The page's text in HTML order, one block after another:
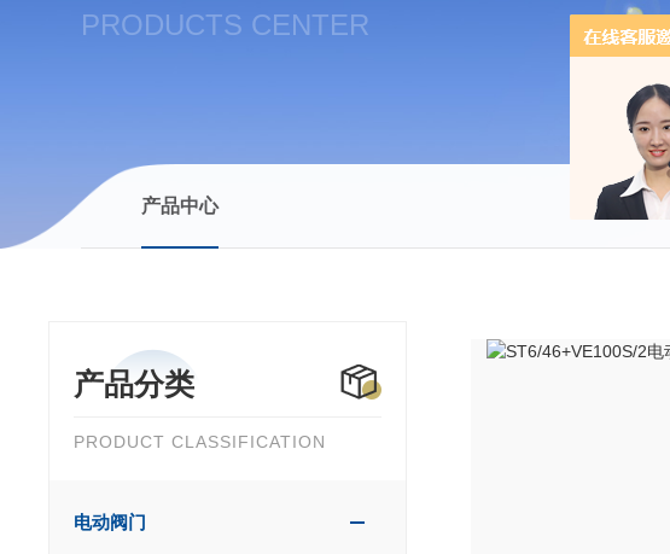
PRODUCTS CENTER
产品中心
产品分类
PRODUCT CLASSIFICATION
电动阀门